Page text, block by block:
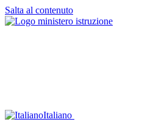
Salta al contenuto
Italiano